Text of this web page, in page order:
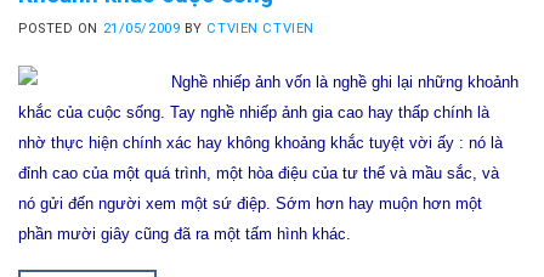
POSTED ON 21/05/2009 BY CTVIEN CTVIEN
Nghề nhiếp ảnh vốn là nghề ghi lại những khoảnh
khắc của cuộc sống. Tay nghề nhiếp ảnh gia cao hay thấp chính là
nhờ thực hiện chính xác hay không khoảng khắc tuyệt vời ấy : nó là
đỉnh cao của một quá trình, một hòa điệu của tư thế và mầu sắc, và
nó gửi đến người xem một sứ điệp. Sớm hơn hay muộn hơn một
phần mười giây cũng đã ra một tấm hình khác.